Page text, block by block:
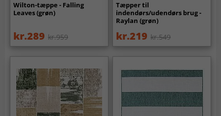
Wilton-tæppe - Falling
Leaves (grøn)
kr.289 kr.959
Tæpper til
indendørs/udendørs brug -
Raylan (grøn)
kr.219 kr.549